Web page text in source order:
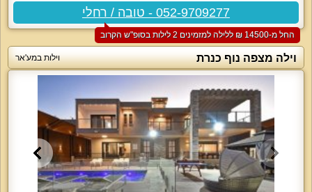
052-9709277 - טובה / רחלי
החל מ-‏14500 ₪ ללילה למזמינים 2 לילות בסופ"ש הקרוב
וילה מצפה נוף כנרת וילות במע'אר